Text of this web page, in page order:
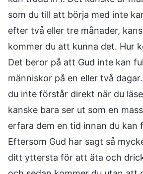
som du till att börja med inte
efter två eller tre månader,
kommer du att kunna det. Hur
Det beror på att Gud inte kan
människor på en eller två
du inte förstår direkt när du
kanske bara ser ut som en
erfara dem en tid innan du kan
Eftersom Gud har sagt så
ditt yttersta för att äta och